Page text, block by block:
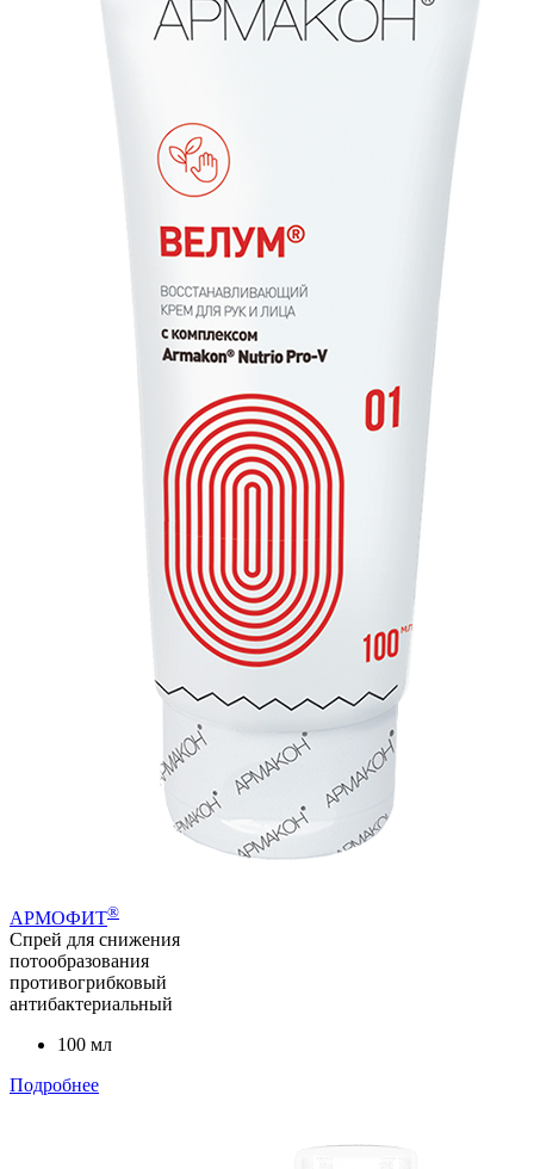
АРМОФИТ®
Спрей для снижения
потообразования
противогрибковый
антибактериальный
100 мл
Подробнее